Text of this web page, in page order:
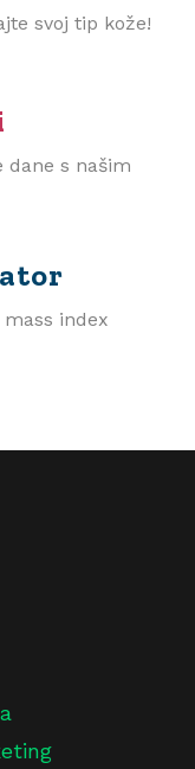
svoj tip kože!
dane s našim
index